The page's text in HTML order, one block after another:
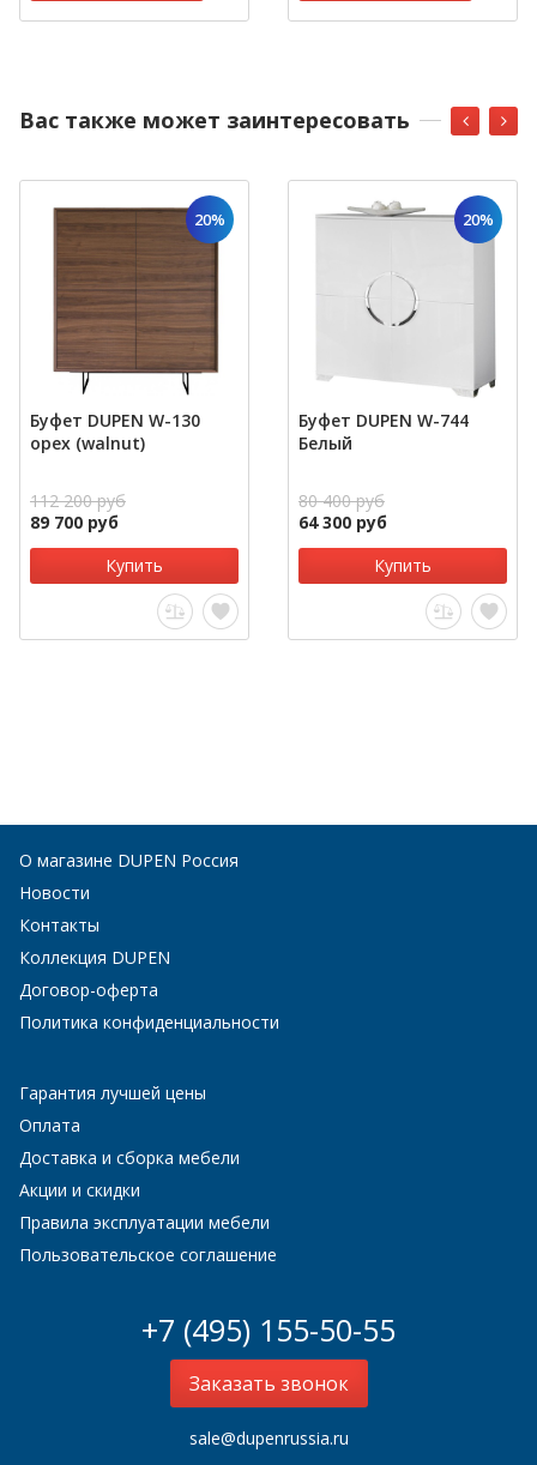
Вас также может заинтересовать
20%
Буфет DUPEN W-130
орех (walnut)
112 200 руб
89 700 руб
Купить
20%
Буфет DUPEN W-744
Белый
80 400 руб
64 300 руб
Купить
О магазине DUPEN Россия
Новости
Контакты
Коллекция DUPEN
Договор-оферта
Политика конфиденциальности
Гарантия лучшей цены
Оплата
Доставка и сборка мебели
Акции и скидки
Правила эксплуатации мебели
Пользовательское соглашение
+7 (495) 155-50-55
Заказать звонок
sale@dupenrussia.ru